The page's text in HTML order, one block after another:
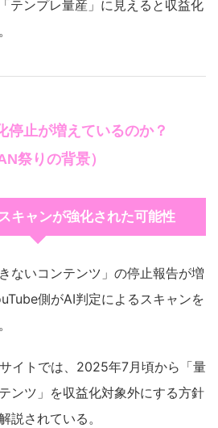
テンプレ量産」に見えると収益化
停止が増えているのか？
祭りの背景）
キャンが強化された可能性
ないコンテンツ」の停止報告が増
側がAI判定によるスキャンを
イトでは、2025年7月頃から「量
ンツ」を収益化対象外にする方針
説されている。